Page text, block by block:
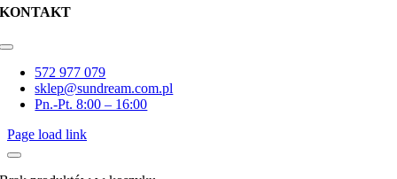
KONTAKT
Toggle
Navigation572 977 079
sklep@sundream.com.pl
Pn.-Pt. 8:00 – 16:00
Page load link